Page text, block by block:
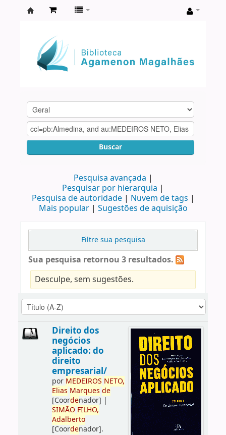
Agamenon
Magalhães
Buscar
Pesquisa avançada
Pesquisar por hierarquia
Pesquisa de autoridade
Nuvem de tags
Mais popular
Sugestões de aquisição
Filtre sua pesquisa
Sua pesquisa retornou 3 resultados.
Desculpe, sem sugestões.
Direito dos
negócios
aplicado: do
direito
empresarial/
por MEDEIROS NETO,
Elias Marques de
[Coordenador] |
SIMÃO FILHO,
Adalberto
[Coordenador].